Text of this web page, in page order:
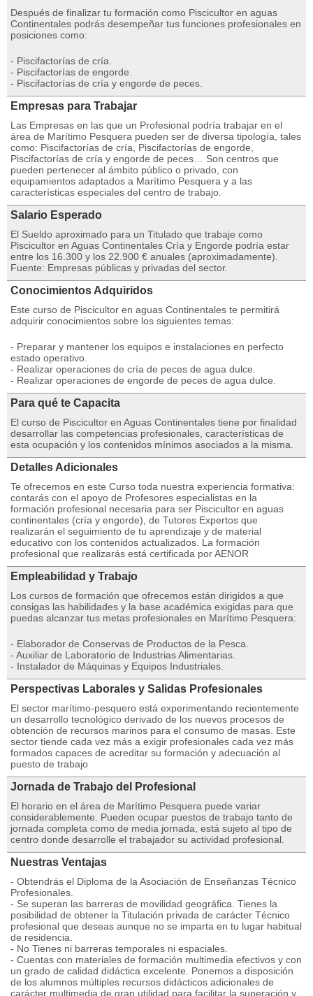
Después de finalizar tu formación como Piscicultor en aguas
Continentales podrás desempeñar tus funciones profesionales en
posiciones como:
- Piscifactorías de cría.
- Piscifactorías de engorde.
- Piscifactorías de cría y engorde de peces.
Empresas para Trabajar
Las Empresas en las que un Profesional podría trabajar en el
área de Marítimo Pesquera pueden ser de diversa tipología, tales
como: Piscifactorías de cría, Piscifactorías de engorde,
Piscifactorías de cría y engorde de peces… Son centros que
pueden pertenecer al ámbito público o privado, con
equipamientos adaptados a Marítimo Pesquera y a las
características especiales del centro de trabajo.
Salario Esperado
El Sueldo aproximado para un Titulado que trabaje como
Piscicultor en Aguas Continentales Cría y Engorde podría estar
entre los 16.300 y los 22.900 € anuales (aproximadamente).
Fuente: Empresas públicas y privadas del sector.
Conocimientos Adquiridos
Este curso de Piscicultor en aguas Continentales te permitirá
adquirir conocimientos sobre los siguientes temas:
- Preparar y mantener los equipos e instalaciones en perfecto
estado operativo.
- Realizar operaciones de cría de peces de agua dulce.
- Realizar operaciones de engorde de peces de agua dulce.
Para qué te Capacita
El curso de Piscicultor en Aguas Continentales tiene por finalidad
desarrollar las competencias profesionales, características de
esta ocupación y los contenidos mínimos asociados a la misma.
Detalles Adicionales
Te ofrecemos en este Curso toda nuestra experiencia formativa:
contarás con el apoyo de Profesores especialistas en la
formación profesional necesaria para ser Piscicultor en aguas
continentales (cría y engorde), de Tutores Expertos que
realizarán el seguimiento de tu aprendizaje y de material
educativo con los contenidos actualizados. La formación
profesional que realizarás está certificada por AENOR
Empleabilidad y Trabajo
Los cursos de formación que ofrecemos están dirigidos a que
consigas las habilidades y la base académica exigidas para que
puedas alcanzar tus metas profesionales en Marítimo Pesquera:
- Elaborador de Conservas de Productos de la Pesca.
- Auxiliar de Laboratorio de Industrias Alimentarias.
- Instalador de Máquinas y Equipos Industriales.
Perspectivas Laborales y Salidas Profesionales
El sector marítimo-pesquero está experimentando recientemente
un desarrollo tecnológico derivado de los nuevos procesos de
obtención de recursos marinos para el consumo de masas. Este
sector tiende cada vez más a exigir profesionales cada vez más
formados capaces de acreditar su formación y adecuación al
puesto de trabajo
Jornada de Trabajo del Profesional
El horario en el área de Marítimo Pesquera puede variar
considerablemente. Pueden ocupar puestos de trabajo tanto de
jornada completa como de media jornada, está sujeto al tipo de
centro donde desarrolle el trabajador su actividad profesional.
Nuestras Ventajas
- Obtendrás el Diploma de la Asociación de Enseñanzas Técnico
Profesionales.
- Se superan las barreras de movilidad geográfica. Tienes la
posibilidad de obtener la Titulación privada de carácter Técnico
profesional que deseas aunque no se imparta en tu lugar habitual
de residencia.
- No Tienes ni barreras temporales ni espaciales.
- Cuentas con materiales de formación multimedia efectivos y con
un grado de calidad didáctica excelente. Ponemos a disposición
de los alumnos múltiples recursos didácticos adicionales de
carácter multimedia de gran utilidad para facilitar la superación y